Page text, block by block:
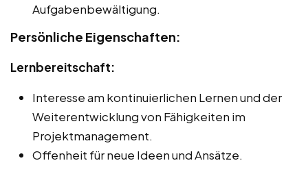
Aufgabenbewältigung.
Persönliche Eigenschaften:
Lernbereitschaft:
Interesse am kontinuierlichen Lernen und der
Weiterentwicklung von Fähigkeiten im
Projektmanagement.
Offenheit für neue Ideen und Ansätze.